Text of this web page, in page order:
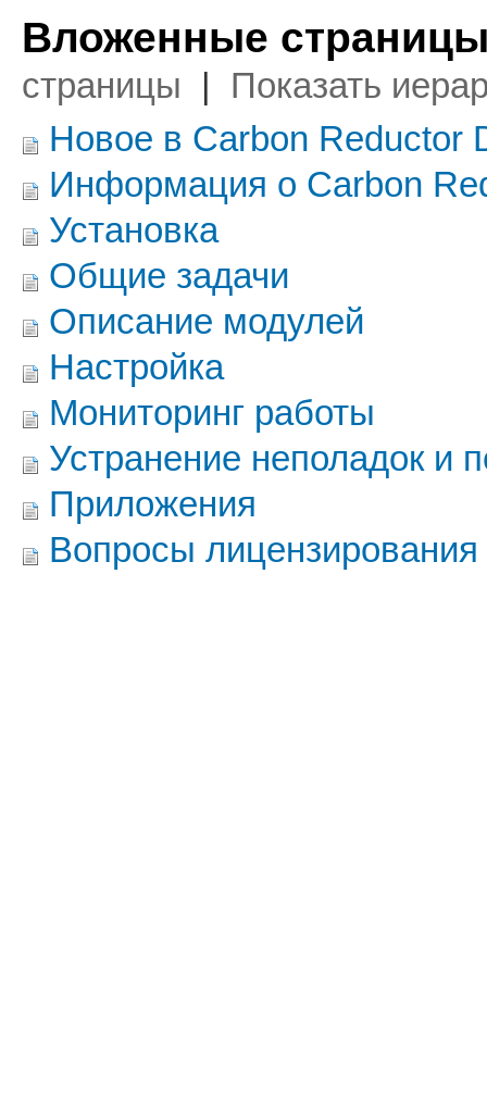
Вложенные
страницы
Показать
Новое в Carbon Reductor
Информация о Carbon
Установка
Общие задачи
Описание модулей
Настройка
Мониторинг работы
Устранение неполадок и
Приложения
Вопросы